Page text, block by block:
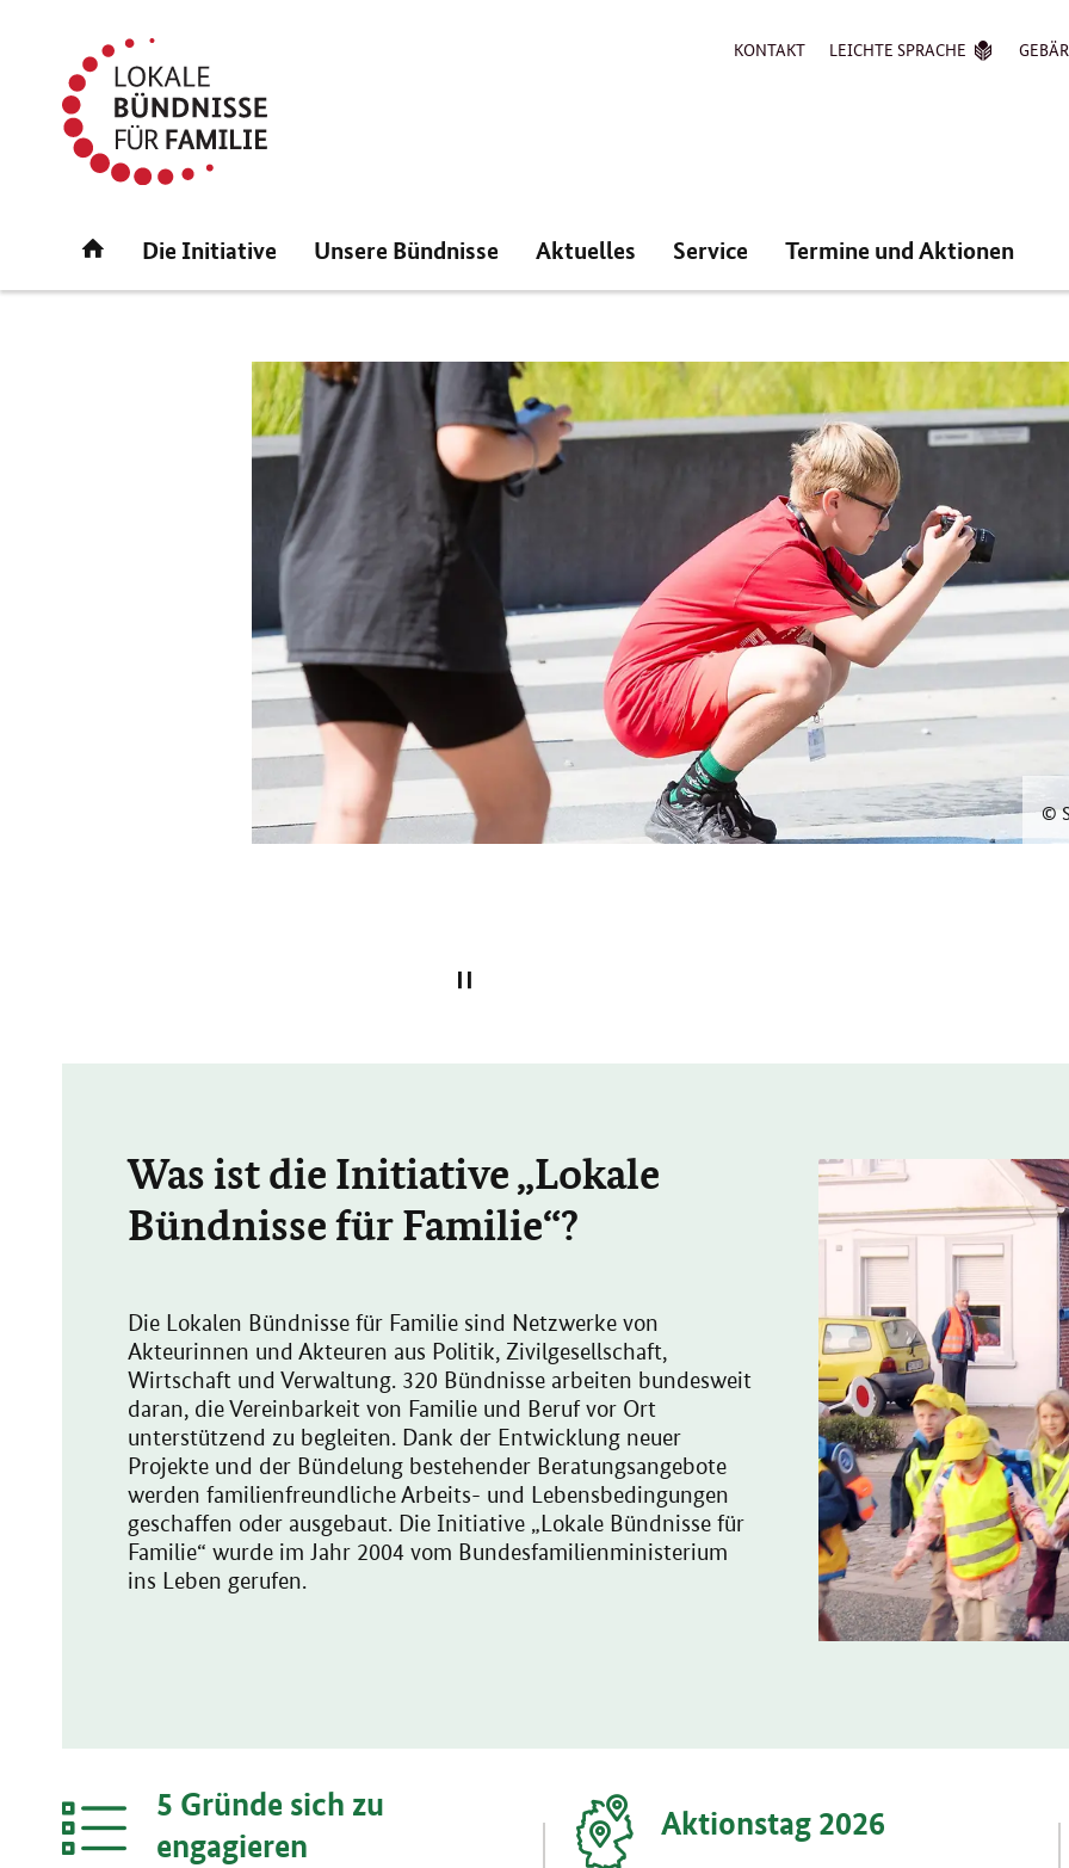
Direktlink:
KONTAKT LEICHTE SPRACHE
Startseite
Die Initiative Unsere Bündnisse Aktuelles Service Termine und Aktionen
Bündnisse
©
Im Lahn-Dill-Kreis zeigt sich, was kleine und mittlere Unternehmen brauchen: konkrete Angebote, kurze
Was ist die Initiative „Lokale
Bündnisse für Familie“?
Die Lokalen Bündnisse für Familie sind Netzwerke von
Akteurinnen und Akteuren aus Politik, Zivilgesellschaft,
Wirtschaft und Verwaltung. 320 Bündnisse arbeiten bundesweit
daran, die Vereinbarkeit von Familie und Beruf vor Ort
unterstützend zu begleiten. Dank der Entwicklung neuer
Projekte und der Bündelung bestehender Beratungsangebote
werden familienfreundliche Arbeits- und Lebensbedingungen
geschaffen oder ausgebaut. Die Initiative „Lokale Bündnisse für
Familie“ wurde im Jahr 2004 vom Bundesfamilienministerium
ins Leben gerufen.
5 Gründe sich zu
engagieren
Aktionstag 2026